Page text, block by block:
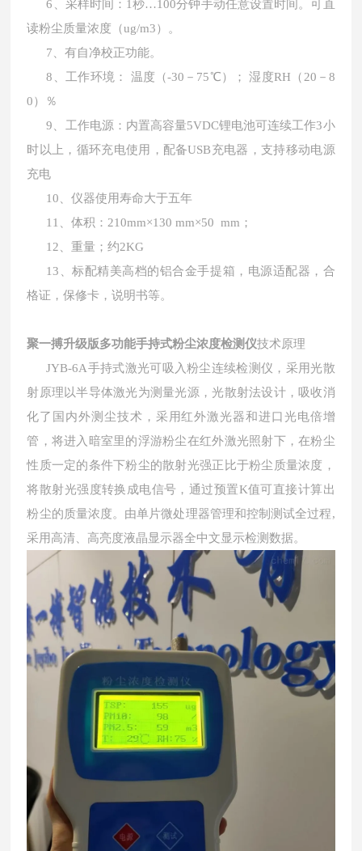
6、采样时间：1秒…100分钟手动任意设置时间。可直
读粉尘质量浓度（ug/m3）。
7、有自净校正功能。
8、工作环境： 温度（-30－75℃）； 湿度RH（20－8
0）％
9、工作电源：内置高容量5VDC锂电池可连续工作3小
时以上，循环充电使用，配备USB充电器，支持移动电源
充电
10、仪器使用寿命大于五年
11、体积：210mm×130 mm×50 mm；
12、重量；约2KG
13、标配精美高档的铝合金手提箱，电源适配器，合
格证，保修卡，说明书等。
聚一搏升级版多功能手持式粉尘浓度检测仪技术原理
JYB-6A手持式激光可吸入粉尘连续检测仪，采用光散
射原理以半导体激光为测量光源，光散射法设计，吸收消
化了国内外测尘技术，采用红外激光器和进口光电倍增
管，将进入暗室里的浮游粉尘在红外激光照射下，在粉尘
性质一定的条件下粉尘的散射光强正比于粉尘质量浓度，
将散射光强度转换成电信号，通过预置K值可直接计算出
粉尘的质量浓度。由单片微处理器管理和控制测试全过程,
采用高清、高亮度液晶显示器全中文显示检测数据。